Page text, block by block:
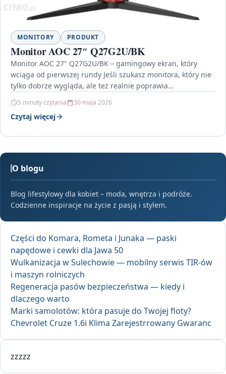
MONITORY PRODUKT
Monitor AOC 27″ Q27G2U/BK
Monitor AOC 27" Q27G2U/BK – gamingowy ekran, który
wciąga od pierwszej rundy Jeśli szukasz monitora, który nie
tylko dobrze wygląda, ale też realnie poprawia…
5 minuty czytania 30 maja 2026
Czytaj więcej
O blogu
Blog lifestylowy dla kobiet – moda, wnętrza i podróże.
Codzienne inspiracje na życie z pasją i stylem.
Części do Komara, Rometa i Junaka — paski
napędowe i cewki dla Jawa 50
Wulkanizacja w Sulechowie — mobilny serwis TIR-ów
i maszyn rolniczych
Regeneracja pasów bezpieczeństwa — kiedy i
dlaczego warto
Marki samolotów: która pasuje do Twojej floty?
Chevrolet Cruze 1.6i Klima Zarejestrrowany Gwaranc
zzzzz